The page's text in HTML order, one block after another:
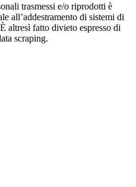
trasmessi e/o riprodotti è
all’addestramento di sistemi di
altresì fatto divieto espresso di
scraping.